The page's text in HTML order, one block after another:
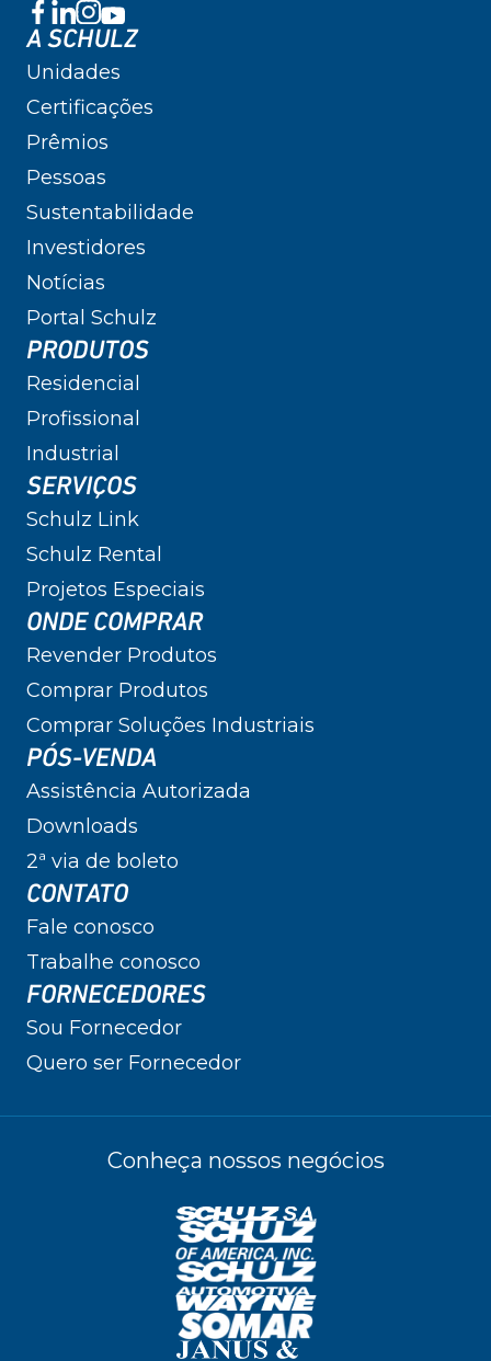
A SCHULZ
Unidades
Certificações
Prêmios
Pessoas
Sustentabilidade
Investidores
Notícias
Portal Schulz
PRODUTOS
Residencial
Profissional
Industrial
SERVIÇOS
Schulz Link
Schulz Rental
Projetos Especiais
ONDE COMPRAR
Revender Produtos
Comprar Produtos
Comprar Soluções Industriais
PÓS-VENDA
Assistência Autorizada
Downloads
2ª via de boleto
CONTATO
Fale conosco
Trabalhe conosco
FORNECEDORES
Sou Fornecedor
Quero ser Fornecedor
Conheça nossos negócios